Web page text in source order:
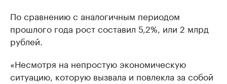
По сравнению с аналогичным периодом
прошлого года рост составил 5,2%, или 2 млрд
рублей.
«Несмотря на непростую экономическую
ситуацию, которую вызвала и повлекла за собой